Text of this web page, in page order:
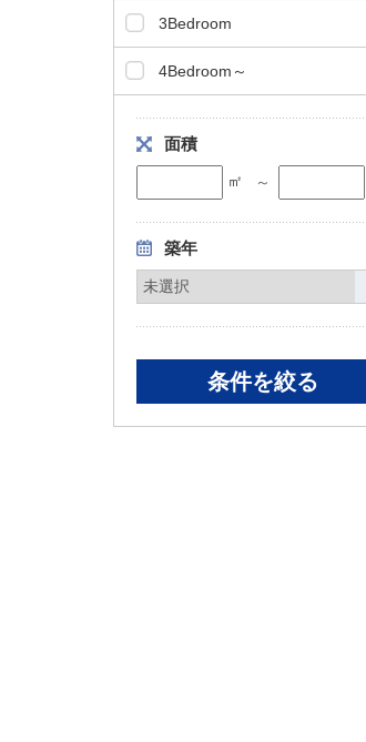
3Bedroom
4Bedroom～
面積
㎡ ～
築年